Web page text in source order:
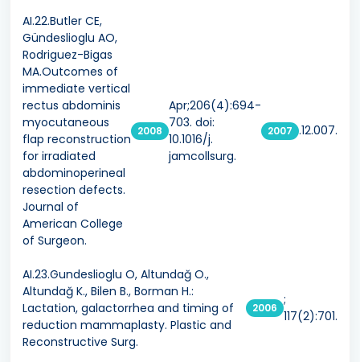
AI.22.Butler CE,
Gündeslioglu AO,
Rodriguez-Bigas
MA.Outcomes of
immediate vertical
rectus abdominis
myocutaneous
flap reconstruction
for irradiated
abdominoperineal
resection defects.
Journal of
American College
of Surgeon.
2008
Apr;206(4):694-
703. doi:
10.1016/j.
jamcollsurg.
2007 .12.007.
AI.23.Gundeslioglu O, Altundağ O.,
Altundağ K., Bilen B., Borman H.:
Lactation, galactorrhea and timing of
reduction mammaplasty. Plastic and
Reconstructive Surg.
2006
;
117(2):701.